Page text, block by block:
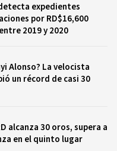
expedientes
por RD$16,600
2019 y 2020
Alonso? La velocista
un récord de casi 30
alcanza 30 oros, supera a
en el quinto lugar